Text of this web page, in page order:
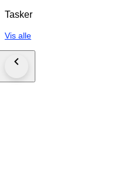
Tasker
Vis alle